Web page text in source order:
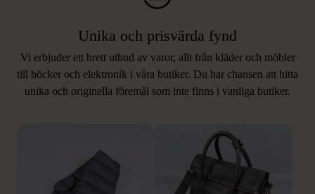
Unika och prisvärda fynd
Vi erbjuder ett brett utbud av varor, allt från kläder och möbler
till böcker och elektronik i våra butiker. Du har chansen att hitta
unika och originella föremål som inte finns i vanliga butiker.
LIKNANDE PRODUKTER
Hitta produkter som påminner om denna